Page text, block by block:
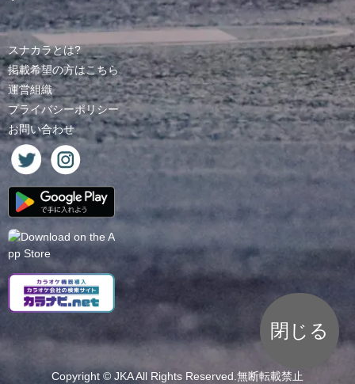
スナカラとは?
掲載希望の方はこちら
運営組織
プライバシーポリシー
お問い合わせ
Copyright © JKAAll Rights Reserved.無断転載禁止
閉じる